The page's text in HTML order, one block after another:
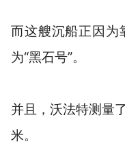
而这艘沉船正因为
为“黑石号”。
并且，沃法特测量
米。